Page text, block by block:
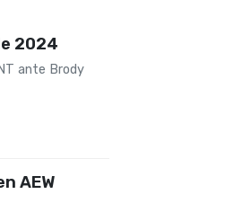
2024
ante Brody
AEW